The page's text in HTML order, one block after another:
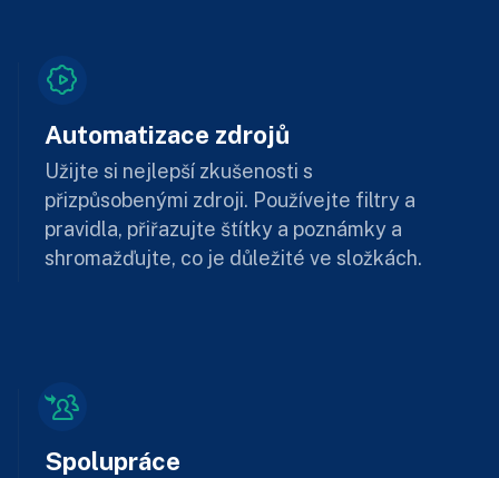
Automatizace zdrojů
Užijte si nejlepší zkušenosti s
přizpůsobenými zdroji. Používejte filtry a
pravidla, přiřazujte štítky a poznámky a
shromažďujte, co je důležité ve složkách.
Spolupráce